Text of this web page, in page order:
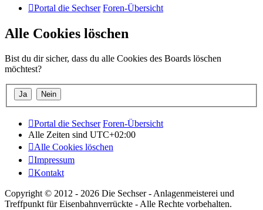
Portal die Sechser Foren-Übersicht
Alle Cookies löschen
Bist du dir sicher, dass du alle Cookies des Boards löschen
möchtest?
Portal die Sechser Foren-Übersicht
Alle Zeiten sind UTC+02:00
Alle Cookies löschen
Impressum
Kontakt
Copyright © 2012 - 2026 Die Sechser - Anlagenmeisterei und
Treffpunkt für Eisenbahnverrückte - Alle Rechte vorbehalten.